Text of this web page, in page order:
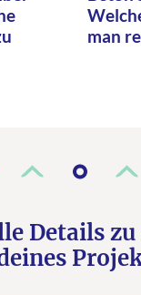
man
Details